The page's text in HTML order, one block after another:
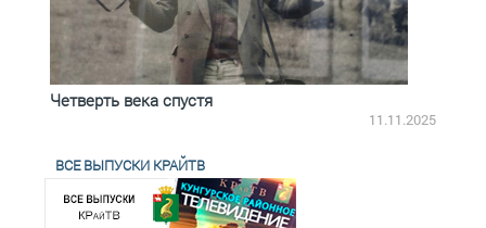
Четверть века спустя
11.11.2025
ВСЕ ВЫПУСКИ КРАЙТВ